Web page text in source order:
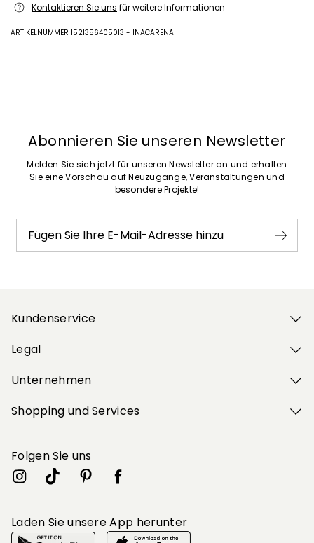
Kontaktieren Sie uns für weitere Informationen
ARTIKELNUMMER 1521356405013 - INACARENA
Abonnieren Sie unseren Newsletter
Melden Sie sich jetzt für unseren Newsletter an und erhalten
Sie eine Vorschau auf Neuzugänge, Veranstaltungen und
besondere Projekte!
Fügen Sie Ihre E-Mail-Adresse hinzu
Kundenservice
Legal
Unternehmen
Shopping und Services
Folgen Sie uns
Laden Sie unsere App herunter